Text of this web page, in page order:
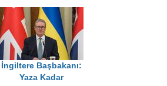
İngiltere Başbakanı:
Yaza Kadar